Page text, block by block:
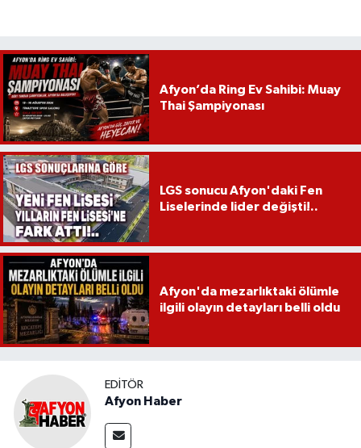
Afyon’da Ring Ev Sahibi: Muay
Thai Şampiyonası
LGS sonucu Afyon'daki Fen
Liselerinde lider değişti!..
Afyon'da mezarlıktaki ölümle
ilgili olayın detayları belli oldu
EDITÖR
Afyon Haber